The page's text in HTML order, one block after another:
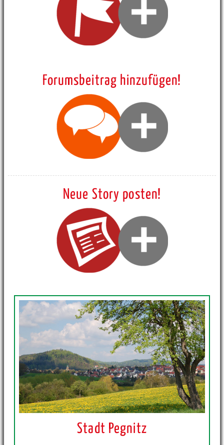
Forumsbeitrag hinzufügen!
Neue Story posten!
Stadt Pegnitz